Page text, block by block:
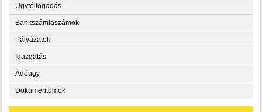
Ügyfélfogadás
Bankszámlaszámok
Pályázatok
Igazgatás
Adóügy
Dokumentumok